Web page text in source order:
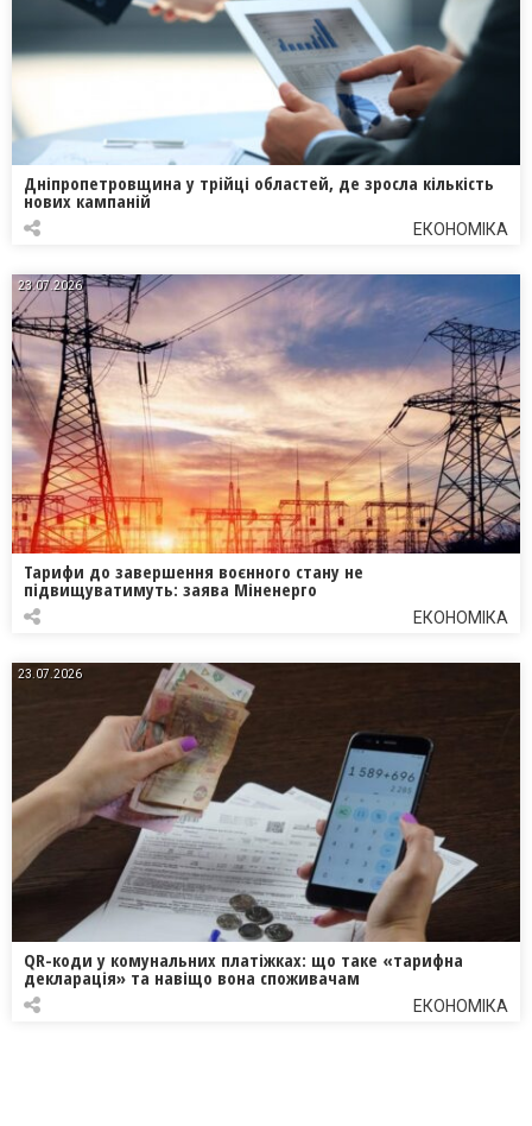
Дніпропетровщина у трійці областей, де зросла кількість
нових кампаній
ЕКОНОМІКА
23.07.2026
Тарифи до завершення воєнного стану не
підвищуватимуть: заява Міненерго
ЕКОНОМІКА
23.07.2026
QR-коди у комунальних платіжках: що таке «тарифна
декларація» та навіщо вона споживачам
ЕКОНОМІКА